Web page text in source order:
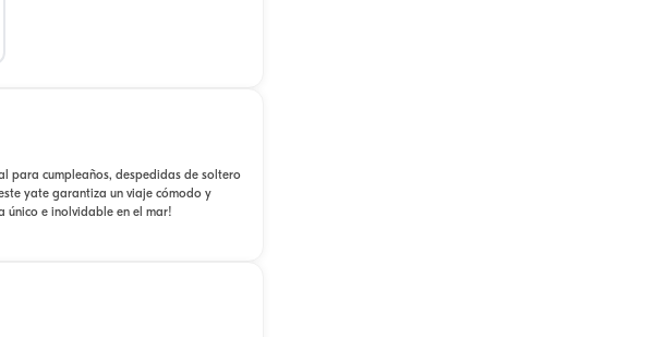
para cumpleaños, despedidas de soltero
yate garantiza un viaje cómodo y
único e inolvidable en el mar!